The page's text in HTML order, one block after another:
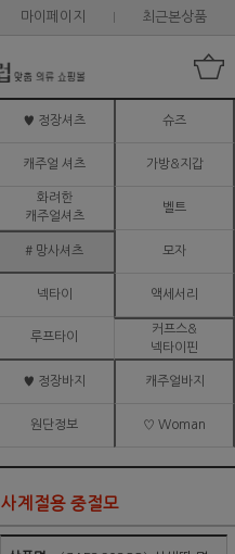
마이페이지 최근본상품
♥ 정장셔츠 슈즈
캐주얼 셔츠 가방&지갑
화려한
캐주얼셔츠
벨트
# 망사셔츠 모자
넥타이 액세서리
루프타이
커프스&
넥타이핀
♥ 정장바지 캐주얼바지
원단정보 ♡ Woman
사계절용 중절모